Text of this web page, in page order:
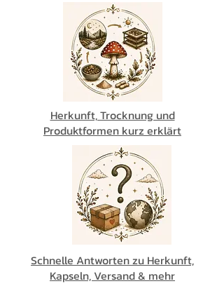
Herkunft, Trocknung und
Produktformen kurz erklärt
Schnelle Antworten zu Herkunft,
Kapseln, Versand & mehr